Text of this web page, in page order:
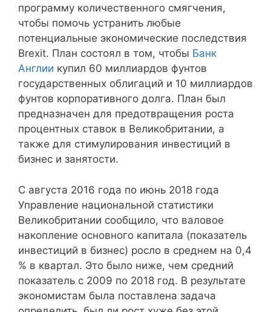
программу количественного смягчения,
чтобы помочь устранить любые
потенциальные экономические последствия
Brexit. План состоял в том, чтобы Банк
Англии купил 60 миллиардов фунтов
государственных облигаций и 10 миллиардов
фунтов корпоративного долга. План был
предназначен для предотвращения роста
процентных ставок в Великобритании, а
также для стимулирования инвестиций в
бизнес и занятости.
С августа 2016 года по июнь 2018 года
Управление национальной статистики
Великобритании сообщило, что валовое
накопление основного капитала (показатель
инвестиций в бизнес) росло в среднем на 0,4
% в квартал. Это было ниже, чем средний
показатель с 2009 по 2018 год. В результате
экономистам была поставлена ​​задача